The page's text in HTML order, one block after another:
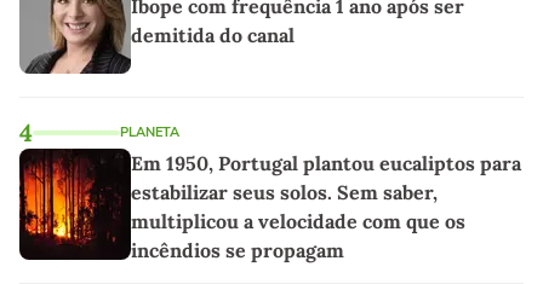
Ibope com frequência 1 ano após ser
demitida do canal
4 PLANETA
Em 1950, Portugal plantou eucaliptos para
estabilizar seus solos. Sem saber,
multiplicou a velocidade com que os
incêndios se propagam